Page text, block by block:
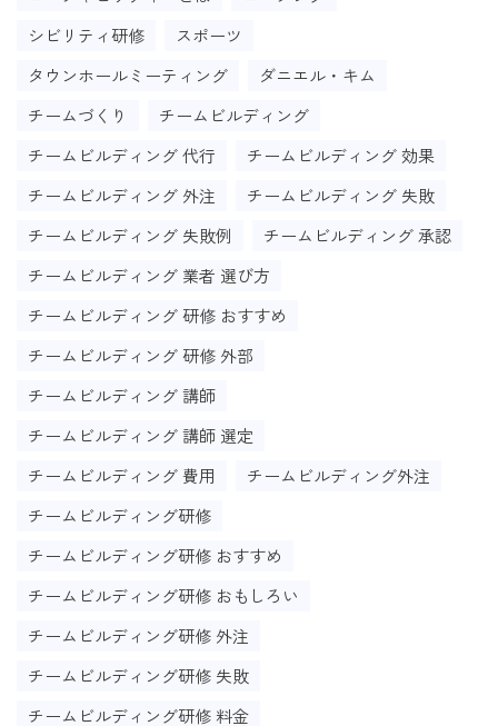
シビリティ研修
スポーツ
タウンホールミーティング
ダニエル・キム
チームづくり
チームビルディング
チームビルディング 代行
チームビルディング 効果
チームビルディング 外注
チームビルディング 失敗
チームビルディング 失敗例
チームビルディング 承認
チームビルディング 業者 選び方
チームビルディング 研修 おすすめ
チームビルディング 研修 外部
チームビルディング 講師
チームビルディング 講師 選定
チームビルディング 費用
チームビルディング外注
チームビルディング研修
チームビルディング研修 おすすめ
チームビルディング研修 おもしろい
チームビルディング研修 外注
チームビルディング研修 失敗
チームビルディング研修 料金